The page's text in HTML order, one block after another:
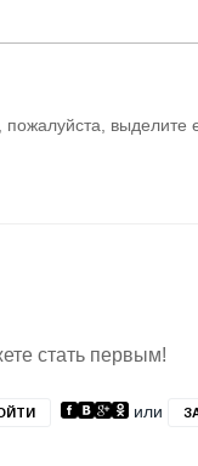
пожалуйста,
стать первым!
или